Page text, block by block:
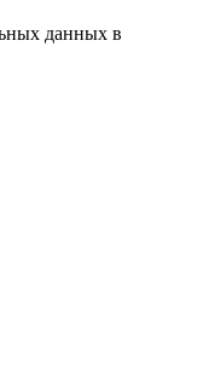
данных в